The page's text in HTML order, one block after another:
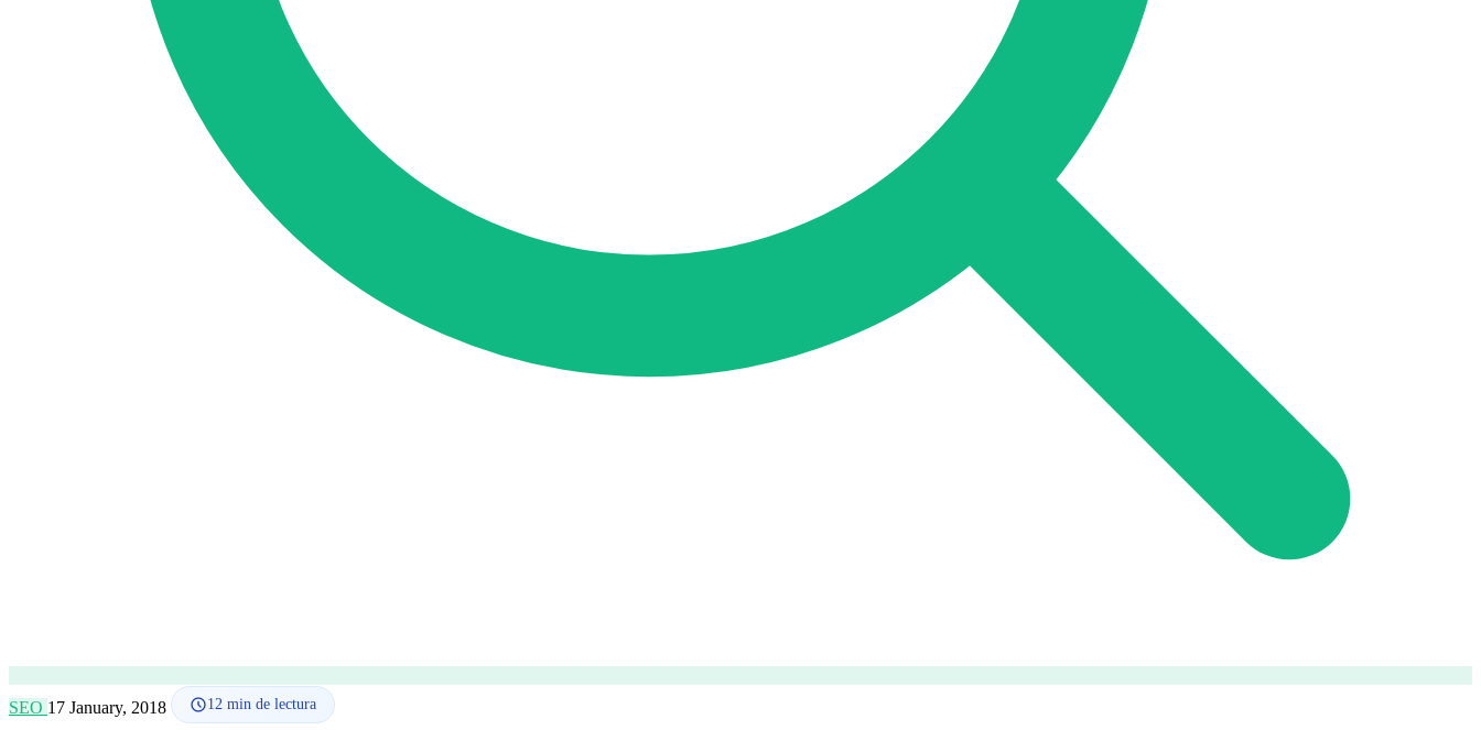
SEO 17 January, 2018 12 min de lectura